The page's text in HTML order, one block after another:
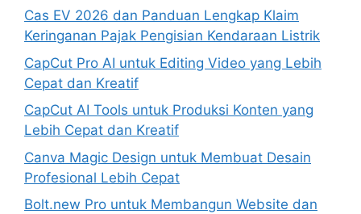
Cas EV 2026 dan Panduan Lengkap Klaim
Keringanan Pajak Pengisian Kendaraan Listrik
CapCut Pro AI untuk Editing Video yang Lebih
Cepat dan Kreatif
CapCut AI Tools untuk Produksi Konten yang
Lebih Cepat dan Kreatif
Canva Magic Design untuk Membuat Desain
Profesional Lebih Cepat
Bolt.new Pro untuk Membangun Website dan